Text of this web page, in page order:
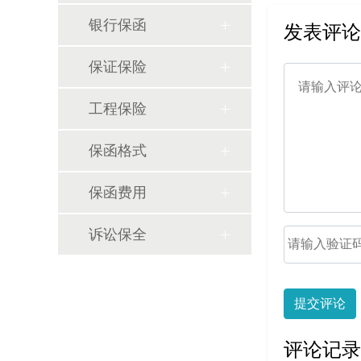
银行保函
保证保险
工程保险
保函格式
保函费用
诉讼保全
发表评
提交评论
评论记